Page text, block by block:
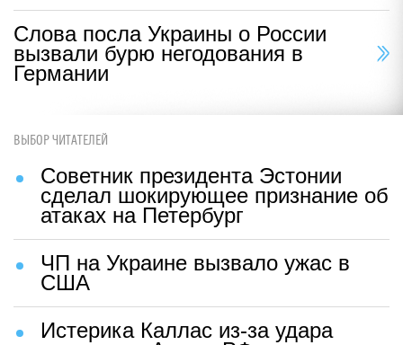
Слова посла Украины о России
вызвали бурю негодования в
Германии
ВЫБОР ЧИТАТЕЛЕЙ
Советник президента Эстонии
сделал шокирующее признание об
атаках на Петербург
ЧП на Украине вызвало ужас в
США
Истерика Каллас из-за удара